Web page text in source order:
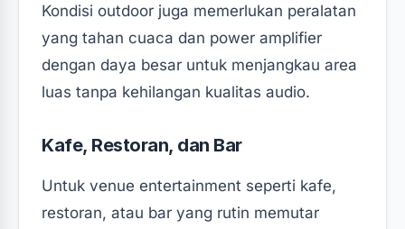
Kondisi outdoor juga memerlukan peralatan
yang tahan cuaca dan power amplifier
dengan daya besar untuk menjangkau area
luas tanpa kehilangan kualitas audio.
Kafe, Restoran, dan Bar
Untuk venue entertainment seperti kafe,
restoran, atau bar yang rutin memutar